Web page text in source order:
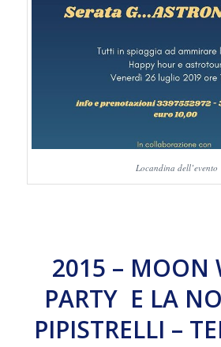
Locandina dell’evento
2015 – MOON
PARTY E LA
PIPISTRELLI –